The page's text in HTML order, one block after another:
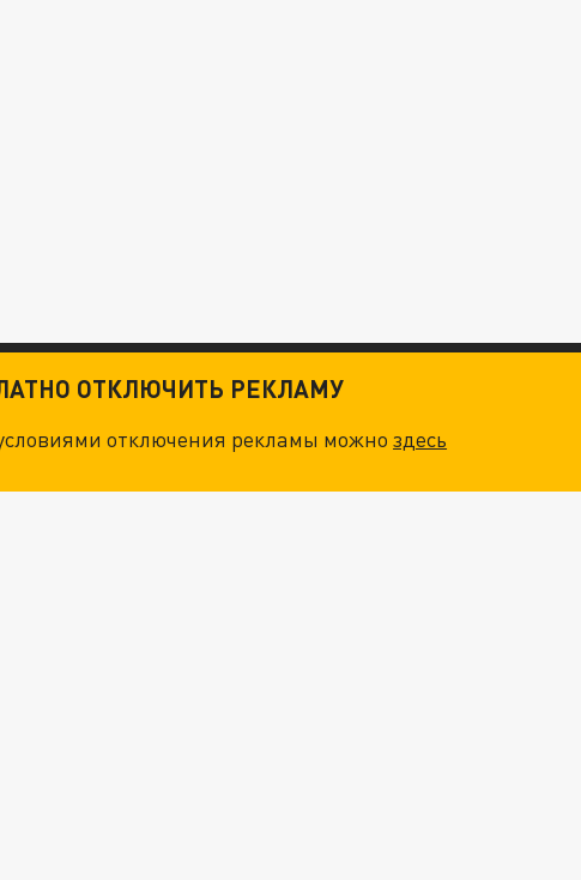
ОТКЛЮЧИТЬ РЕКЛАМУ
отключения рекламы можноздесь